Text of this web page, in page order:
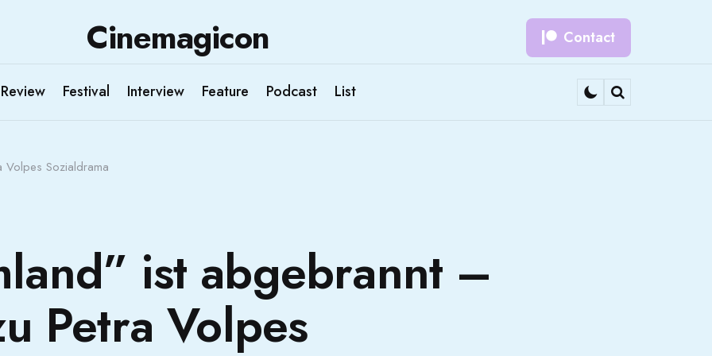
Cinemagicon Contact
Review Festival Interview Feature Podcast
List
Volpes Sozialdrama
ist abgebrannt –
Petra Volpes